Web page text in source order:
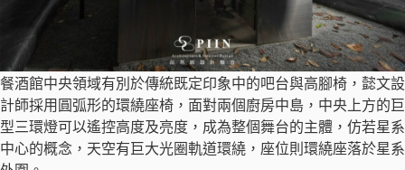
餐酒館中央領域有別於傳統既定印象中的吧台與高腳椅，懿文設
計師採用圓弧形的環繞座椅，面對兩個廚房中島，中央上方的巨
型三環燈可以遙控高度及亮度，成為整個舞台的主體，仿若星系
中心的概念，天空有巨大光圈軌道環繞，座位則環繞座落於星系